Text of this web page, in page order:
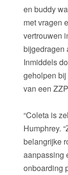
en buddy
met vragen
vertrouwen
bijgedragen
Inmiddels
geholpen
van een
“Coleta is
Humphrey.
belangrijke
aanpassing
onboarding